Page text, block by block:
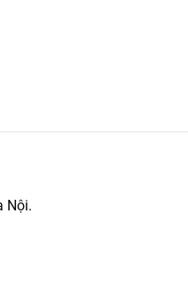
Nội.